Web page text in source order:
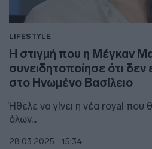
LIFESTYLE
Η στιγμή που η Μέγκαν
συνειδητοποίησε ότι δεν
στο Ηνωμένο Βασίλειο
Ήθελε να γίνει η νέα royal που
όλων...
28.03.2025 - 15:34